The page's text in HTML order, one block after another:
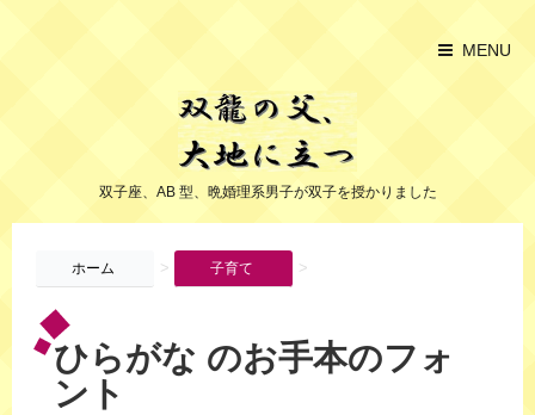
MENU
双子座、AB 型、晩婚理系男子が双子を授かりました
ホーム > 子育て >
ひらがな のお手本のフォ
ント